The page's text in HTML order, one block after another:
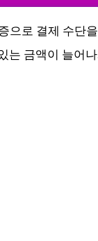
으로 결제 수단
는 금액이 늘어